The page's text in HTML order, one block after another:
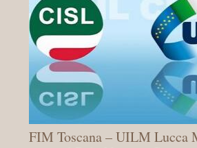
FIM Toscana – UILM Lucca